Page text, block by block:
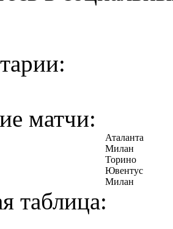
матчи:
Аталанта
Милан
Торино
Ювентус
Милан
таблица: